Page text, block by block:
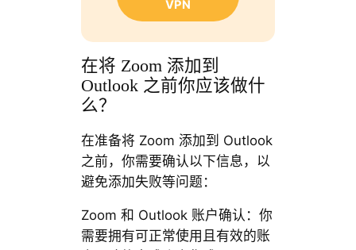
VPN
在将 Zoom 添加到
Outlook 之前你应该做什
么？
在准备将 Zoom 添加到 Outlook
之前，你需要确认以下信息，以
避免添加失败等问题：
Zoom 和 Outlook 账户确认：你
需要拥有可正常使用且有效的账